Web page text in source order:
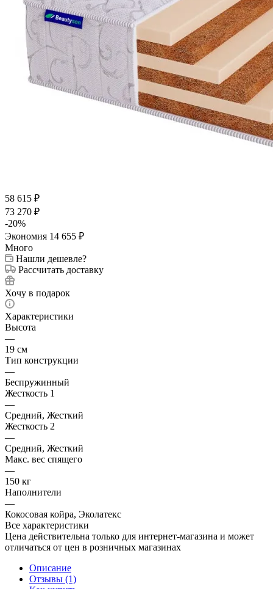
58 615 ₽
73 270 ₽
-20%
Экономия 14 655 ₽
Много
Нашли дешевле?
Рассчитать доставку
Хочу в подарок
Характеристики
Высота
—
19 см
Тип конструкции
—
Беспружинный
Жесткость 1
—
Средний, Жесткий
Жесткость 2
—
Средний, Жесткий
Макс. вес спящего
—
150 кг
Наполнители
—
Кокосовая койра, Эколатекс
Все характеристики
Цена действительна только для интернет-магазина и может
отличаться от цен в розничных магазинах
Описание
Отзывы (1)